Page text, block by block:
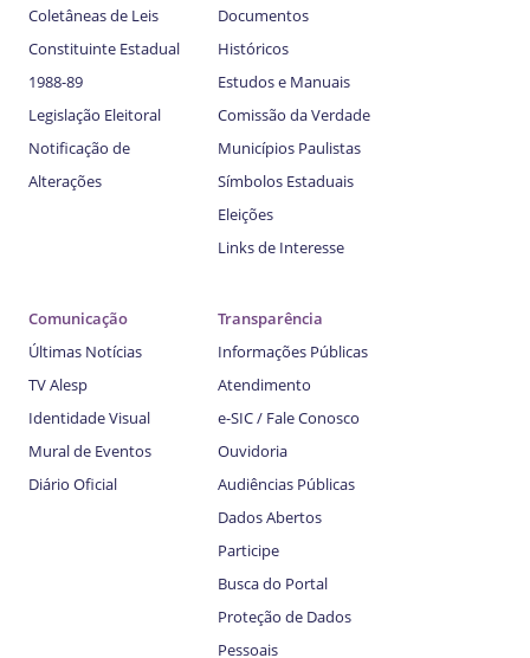
Coletâneas de Leis
Constituinte Estadual
1988-89
Legislação Eleitoral
Notificação de
Alterações
Documentos
Históricos
Estudos e Manuais
Comissão da Verdade
Municípios Paulistas
Símbolos Estaduais
Eleições
Links de Interesse
Comunicação
Últimas Notícias
TV Alesp
Identidade Visual
Mural de Eventos
Diário Oficial
Transparência
Informações Públicas
Atendimento
e-SIC / Fale Conosco
Ouvidoria
Audiências Públicas
Dados Abertos
Participe
Busca do Portal
Proteção de Dados
Pessoais